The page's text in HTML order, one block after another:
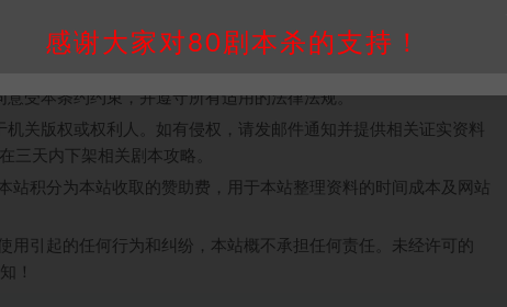
联系客服补发！！！网盘不限速下载神器→点此下载←
理而来，仅供学习研究使用，请勿用于商业用途!任何人访问、浏
受本条约约束，并遵守所有适用的法律法规。
关版权或权利人。如有侵权，请发邮件通知并提供相关证实资料
三天内下架相关剧本攻略。
站积分为本站收取的赞助费，用于本站整理资料的时间成本及网站
用引起的任何行为和纠纷，本站概不承担任何责任。未经许可的
！
感谢大家对80剧本杀的支持！